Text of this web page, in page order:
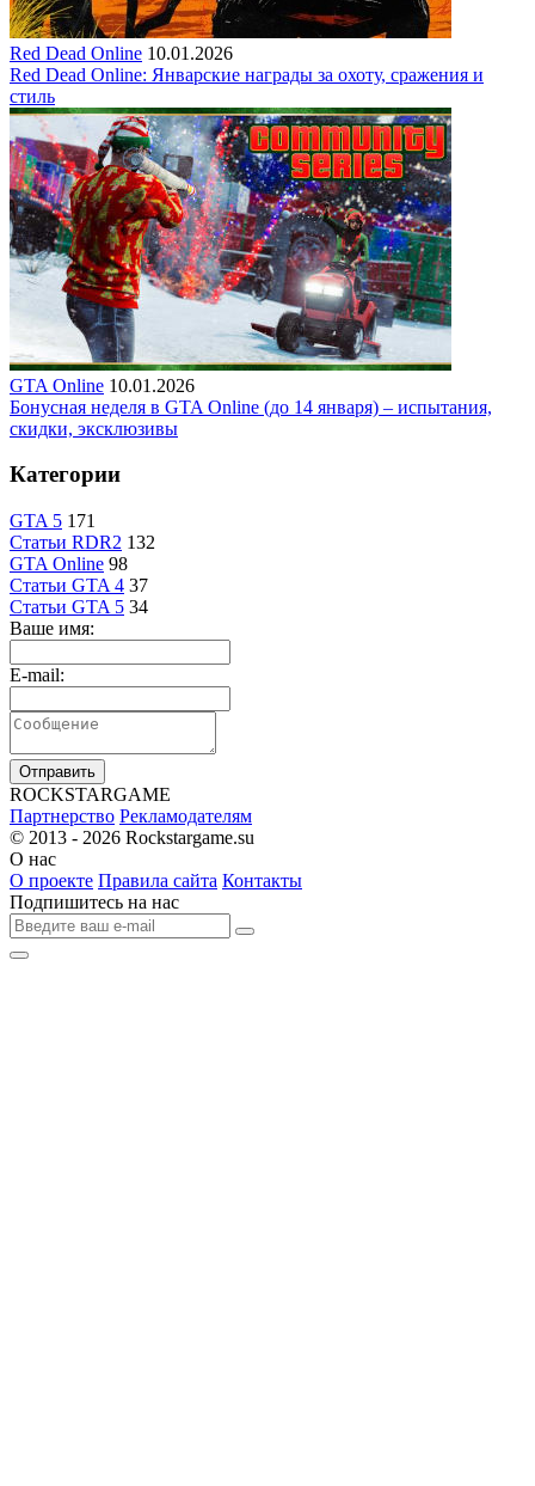
Red Dead Online 10.01.2026
Red Dead Online: Январские награды за охоту, сражения и
стиль
GTA Online 10.01.2026
Бонусная неделя в GTA Online (до 14 января) – испытания,
скидки, эксклюзивы
Категории
GTA 5 171
Статьи RDR2 132
GTA Online 98
Статьи GTA 4 37
Статьи GTA 5 34
Ваше имя:
E-mail:
Отправить
ROCKSTARGAME
Партнерство Рекламодателям
© 2013 - 2026 Rockstargame.su
О нас
О проекте Правила сайта Контакты
Подпишитесь на нас